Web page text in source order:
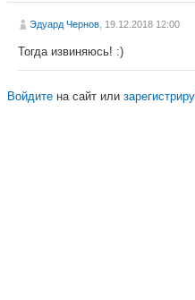
Эдуард Чернов , 19.12.2018 12:00
Тогда извиняюсь! :)
Войдите на сайт или